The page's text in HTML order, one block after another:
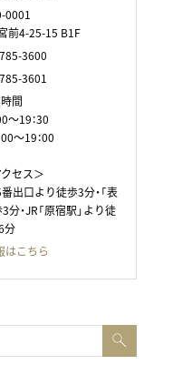
0001
前4-25-15 B1F
3600
3601
間
～19：30
～19：00
セス＞
出口より徒歩3分・「表
・JR「原宿駅」より徒
分
はこちら